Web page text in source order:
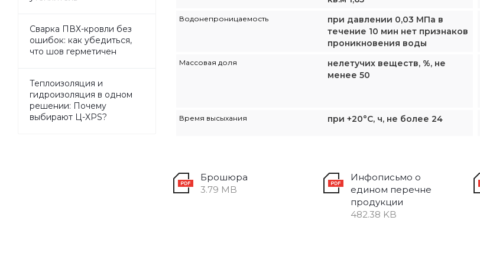
Водонепроницаемость
при давлении 0,03 МПа в
течение 10 мин нет признаков
проникновения воды
Массовая доля
нелетучих веществ, %, не
менее 50
Время высыхания при +20°С, ч, не более 24
Брошюра
3.79 MB
Инфописьмо о
едином перечне
продукции
482.38 KB
Сварка ПВХ-кровли без
ошибок: как убедиться,
что шов герметичен
Теплоизоляция и
гидроизоляция в одном
решении: Почему
выбирают Ц-XPS?